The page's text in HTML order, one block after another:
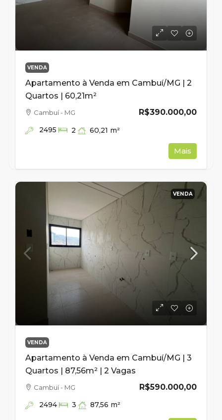
VENDA
Apartamento à Venda em Cambuí/MG | 2
Quartos | 60,21m²
R$390.000,00
Cambuí - MG
2495 2 60,21 m²
Mais
VENDA
VENDA
Apartamento à Venda em Cambuí/MG | 3
Quartos | 87,56m² | 2 Vagas
R$590.000,00
Cambuí - MG
2494 3 87,56 m²